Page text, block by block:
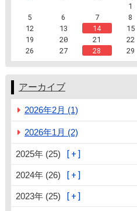
1
5
6 7 8
12
13 14 15
19
20 21 22
26
27 28 29
アーカイブ
2026年2月 (1)
2026年1月 (2)
2025年 (25)
2024年 (26)
2023年 (25)